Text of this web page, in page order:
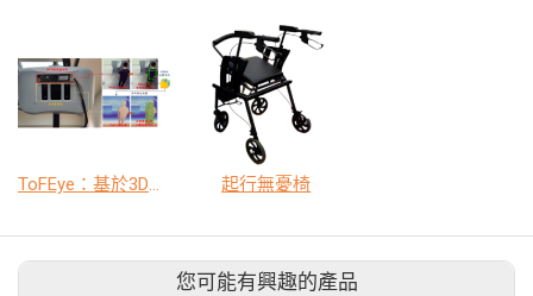
ToFEye：基於3D飛時測距感測器之人工智慧浴廁異常姿態辨識系統 起行無憂椅
您可能有興趣的產品